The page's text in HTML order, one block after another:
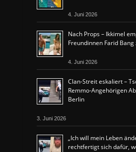
4. Juni 2026
Nach Props – Ikkimel
Freundinnen Farid
4. Juni 2026
Clan-Streit eskaliert –
Remmo-Angehörigen
Berlin
3. Juni 2026
„Ich will mein Leben
rechtfertigt sich dafür,